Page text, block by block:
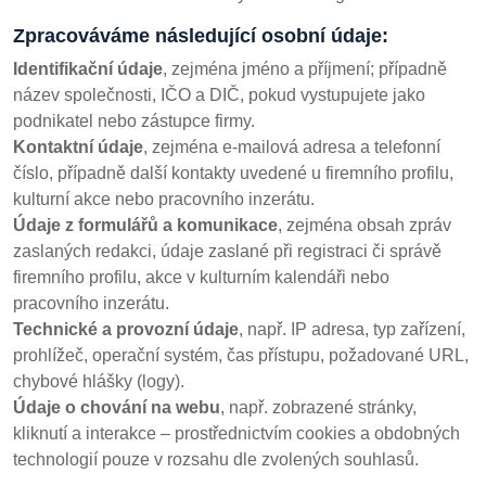
Zpracováváme následující osobní údaje:
Identifikační údaje, zejména jméno a příjmení; případně
název společnosti, IČO a DIČ, pokud vystupujete jako
podnikatel nebo zástupce firmy.
Kontaktní údaje, zejména e-mailová adresa a telefonní
číslo, případně další kontakty uvedené u firemního profilu,
kulturní akce nebo pracovního inzerátu.
Údaje z formulářů a komunikace, zejména obsah zpráv
zaslaných redakci, údaje zaslané při registraci či správě
firemního profilu, akce v kulturním kalendáři nebo
pracovního inzerátu.
Technické a provozní údaje, např. IP adresa, typ zařízení,
prohlížeč, operační systém, čas přístupu, požadované URL,
chybové hlášky (logy).
Údaje o chování na webu, např. zobrazené stránky,
kliknutí a interakce – prostřednictvím cookies a obdobných
technologií pouze v rozsahu dle zvolených souhlasů.